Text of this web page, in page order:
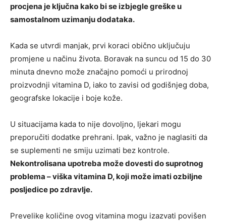
procjena je ključna kako bi se izbjegle greške u
samostalnom uzimanju dodataka.
Kada se utvrdi manjak, prvi koraci obično uključuju
promjene u načinu života. Boravak na suncu od 15 do 30
minuta dnevno može značajno pomoći u prirodnoj
proizvodnji vitamina D, iako to zavisi od godišnjeg doba,
geografske lokacije i boje kože.
U situacijama kada to nije dovoljno, ljekari mogu
preporučiti dodatke prehrani. Ipak, važno je naglasiti da
se suplementi ne smiju uzimati bez kontrole.
Nekontrolisana upotreba može dovesti do suprotnog
problema – viška vitamina D, koji može imati ozbiljne
posljedice po zdravlje.
Prevelike količine ovog vitamina mogu izazvati povišen